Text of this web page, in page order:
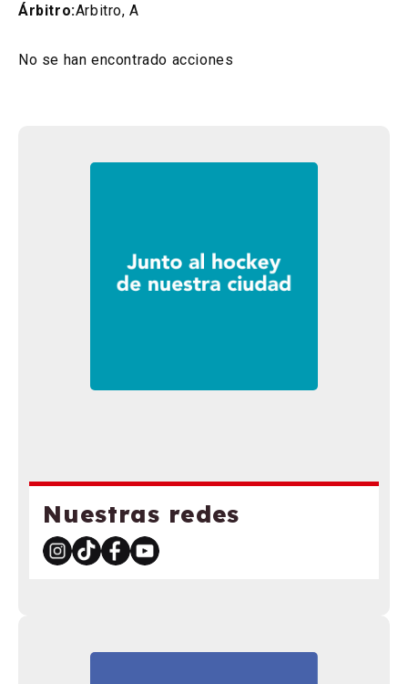
Nuestras redes
Árbitro:Arbitro, A
No se han encontrado acciones